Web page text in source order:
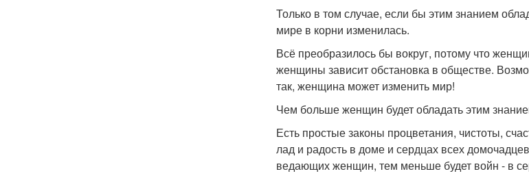
Только в том случае, если бы этим знанием
мире в корни изменилась.
Всё преобразилось бы вокруг, потому что
женщины зависит обстановка в обществе.
так, женщина может изменить мир!
Чем больше женщин будет обладать этим
Есть простые законы процветания, чистоты,
лад и радость в доме и сердцах всех
ведающих женщин, тем меньше будет войн - в